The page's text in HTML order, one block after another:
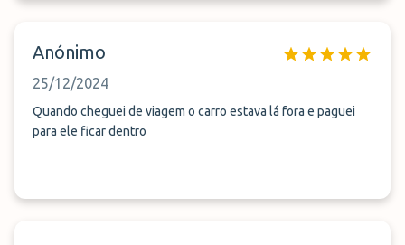
Anónimo
25/12/2024
Quando cheguei de viagem o carro estava lá fora e paguei
para ele ficar dentro